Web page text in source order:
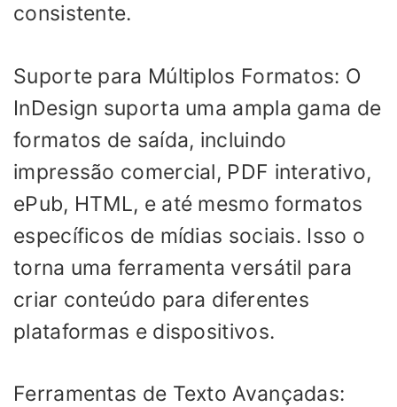
consistente.
Suporte para Múltiplos Formatos: O
InDesign suporta uma ampla gama de
formatos de saída, incluindo
impressão comercial, PDF interativo,
ePub, HTML, e até mesmo formatos
específicos de mídias sociais. Isso o
torna uma ferramenta versátil para
criar conteúdo para diferentes
plataformas e dispositivos.
Ferramentas de Texto Avançadas: